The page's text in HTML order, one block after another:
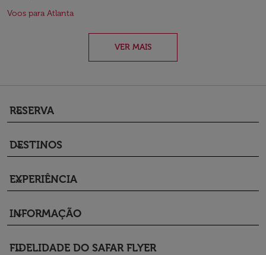
Voos para Atlanta
VER MAIS
RESERVA
keyboard_arrow_down
DESTINOS
keyboard_arrow_down
EXPERIÊNCIA
keyboard_arrow_down
INFORMAÇÃO
keyboard_arrow_down
FIDELIDADE DO SAFAR FLYER
keyboard_arrow_down